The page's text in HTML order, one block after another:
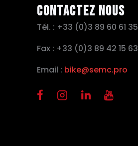
Contactez nous
Tél. : +33 (0)3 89 60 61 35
Fax : +33 (0)3 89 42 15 63
Email : bike@semc.pro